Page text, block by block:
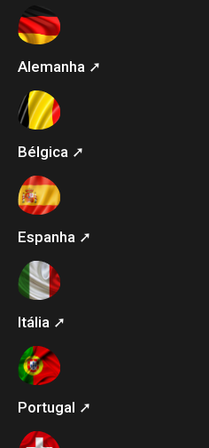
Alemanha ➚
Bélgica ➚
Espanha ➚
Itália ➚
Portugal ➚